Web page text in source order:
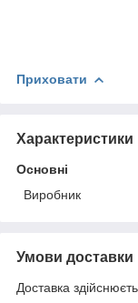
Приховати
Характеристики
Основні
Виробник
Умови доставки
Доставка